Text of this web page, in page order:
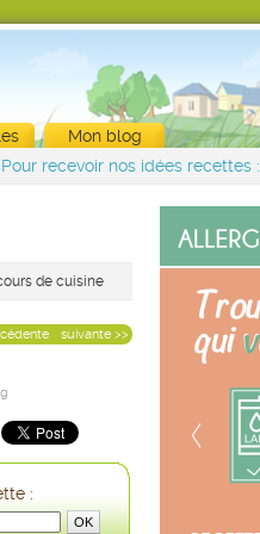
Mon blog
Pour recevoir nos idées recettes :
de cuisine
suivante >>
: